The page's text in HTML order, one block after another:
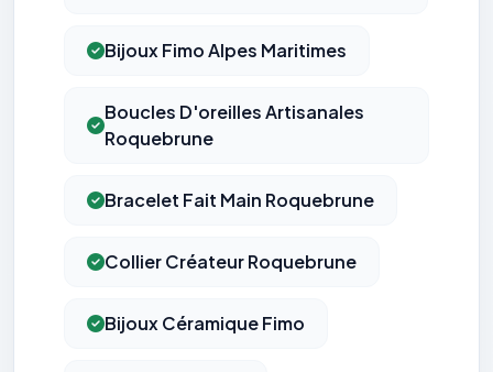
Bijoux Fimo Alpes Maritimes
Boucles D'oreilles Artisanales
Roquebrune
Bracelet Fait Main Roquebrune
Collier Créateur Roquebrune
Bijoux Céramique Fimo